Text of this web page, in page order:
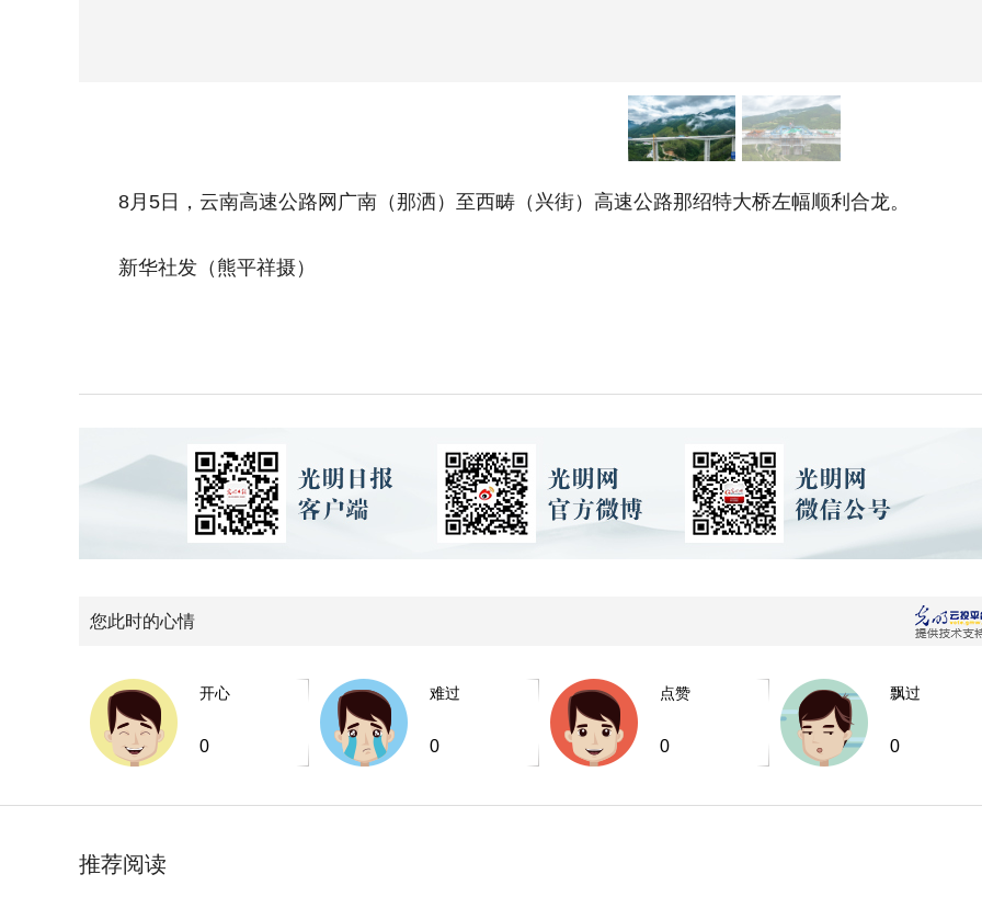
8月5日，云南高速公路网广南（那洒）至西畴（兴街）高速公路那绍特大桥左幅顺利合龙。
新华社发（熊平祥摄）
您此时的心情
开心
0
难过
0
点赞
0
飘过
0
推荐阅读